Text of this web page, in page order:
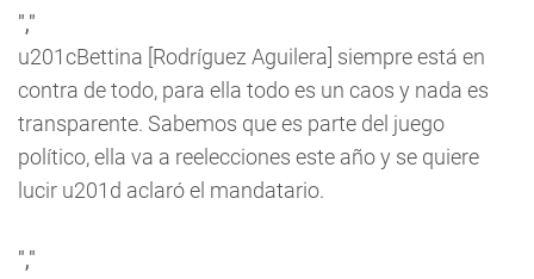
","
u201cBettina [Rodríguez Aguilera] siempre está en
contra de todo, para ella todo es un caos y nada es
transparente. Sabemos que es parte del juego
político, ella va a reelecciones este año y se quiere
lucir u201d aclaró el mandatario.
","